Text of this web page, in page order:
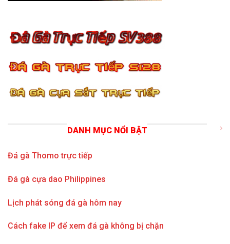
DANH MỤC NỔI BẬT
Đá gà Thomo trực tiếp
Đá gà cựa dao Philippines
Lịch phát sóng đá gà hôm nay
Cách fake IP để xem đá gà không bị chặn